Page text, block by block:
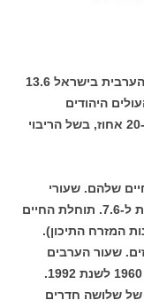
בעת הקמת המדינה היה שעור האוכלוסייה הערבית בישראל 13.6
היהודים
לישראל – גדל שעורם באוכלוסייה ליותר מ-20 אחוז, בשל הריבוי
שלהם. שעורי
התמותה של תינוקות צנחו מ-56 לאלף לידות ל-7.6. תוחלת החיים
המזרח התיכון).
ירד מ-53 ל-6.2 אחוזים. שעור הערבים
שסיימו לימודים אקדמיים גדל פי 15 משנת 1960 לשנת 1992.
של שלושה חדרים